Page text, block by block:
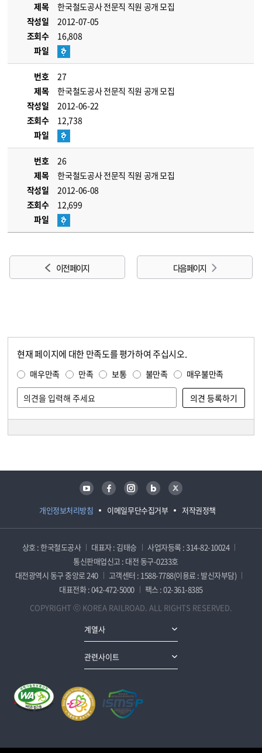
제목
한국철도공사 전문직 직원 공개 모집
작성일
2012-07-05
조회수
16,808
파일
번호
27
제목
한국철도공사 전문직 직원 공개 모집
작성일
2012-06-22
조회수
12,738
파일
번호
26
제목
한국철도공사 전문직 직원 공개 모집
작성일
2012-06-08
조회수
12,699
파일
이전 페이지 다음 페이지
현재 페이지에 대한 만족도를 평가하여 주십시오.
매우만족 만족 보통 불만족 매우불만족
개인정보처리방침 이메일무단수집거부 저작권정책
유튜브 페이스북 인스타그램 블로그 트위터
상호 : 한국철도공사 대표자 : 김태승
사업자등록 : 314-82-10024
통신판매업신고 : 대전 동구-0233호
대전광역시 동구 중앙로 240
고객센터 : 1588-7788(이용료 : 발신자부담)
대표전화 : 042-472-5000
팩스 : 02-361-8385
COPYRIGHT ⓒ KOREA RAILROAD. ALL RIGHTS RESERVED.
계열사
관련사이트